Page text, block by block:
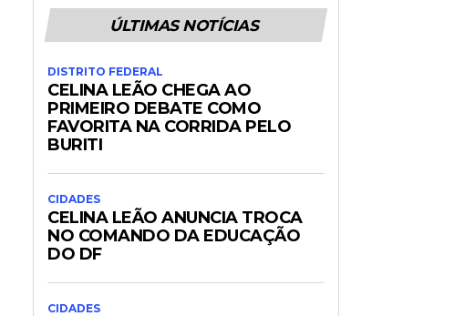
ÚLTIMAS NOTÍCIAS
DISTRITO FEDERAL
CELINA LEÃO CHEGA AO
PRIMEIRO DEBATE COMO
FAVORITA NA CORRIDA PELO
BURITI
CIDADES
CELINA LEÃO ANUNCIA TROCA
NO COMANDO DA EDUCAÇÃO
DO DF
CIDADES